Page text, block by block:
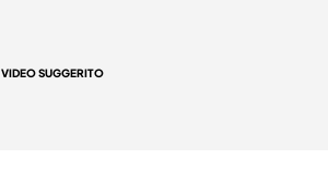
VIDEO SUGGERITO